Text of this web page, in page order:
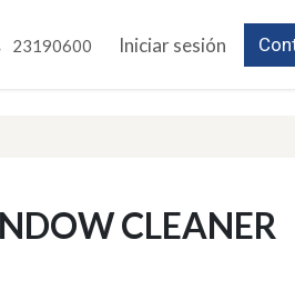
23190600 Iniciar sesión
CLEANER